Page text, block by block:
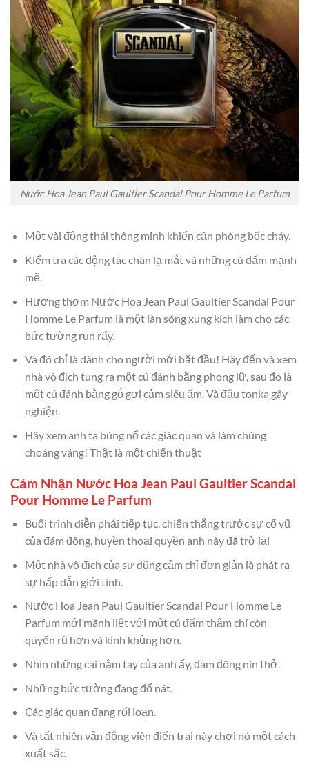
Nước Hoa Jean Paul Gaultier Scandal Pour Homme Le Parfum
Một vài động thái thông minh khiến căn phòng bốc cháy.
Kiểm tra các động tác chân lạ mắt và những cú đấm mạnh
mẽ.
Hương thơm Nước Hoa Jean Paul Gaultier Scandal Pour
Homme Le Parfum là một làn sóng xung kích làm cho các
bức tường run rẩy.
Và đó chỉ là dành cho người mới bắt đầu! Hãy đến và xem
nhà vô địch tung ra một cú đánh bằng phong lữ, sau đó là
một cú đánh bằng gỗ gợi cảm siêu ấm. Và đậu tonka gây
nghiện.
Hãy xem anh ta bùng nổ các giác quan và làm chúng
choáng váng! Thật là một chiến thuật
Cảm Nhận Nước Hoa Jean Paul Gaultier Scandal
Pour Homme Le Parfum
Buổi trình diễn phải tiếp tục, chiến thắng trước sự cổ vũ
của đám đông, huyền thoại quyền anh này đã trở lại
Một nhà vô địch của sự dũng cảm chỉ đơn giản là phát ra
sự hấp dẫn giới tính.
Nước Hoa Jean Paul Gaultier Scandal Pour Homme Le
Parfum mới mãnh liệt với một cú đấm thậm chí còn
quyến rũ hơn và kinh khủng hơn.
Nhìn những cái nắm tay của anh ấy, đám đông nín thở.
Những bức tường đang đổ nát.
Các giác quan đang rối loạn.
Và tất nhiên vận động viên điển trai này chơi nó một cách
xuất sắc.